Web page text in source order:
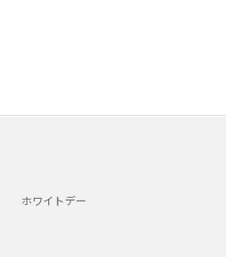
ホワイトデー